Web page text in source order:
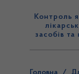
Контроль
засобів та